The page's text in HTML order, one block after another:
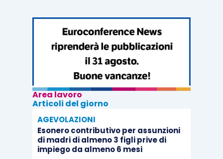
Area lavoro
Articoli del giorno
AGEVOLAZIONI
Esonero contributivo per assunzioni
di madri di almeno 3 figli prive di
impiego da almeno 6 mesi